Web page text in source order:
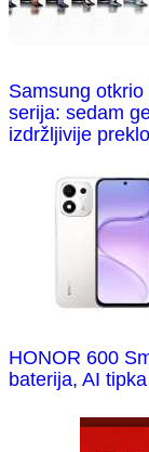
Samsung
serija: sedam
izdržljivije
HONOR 600
baterija, AI